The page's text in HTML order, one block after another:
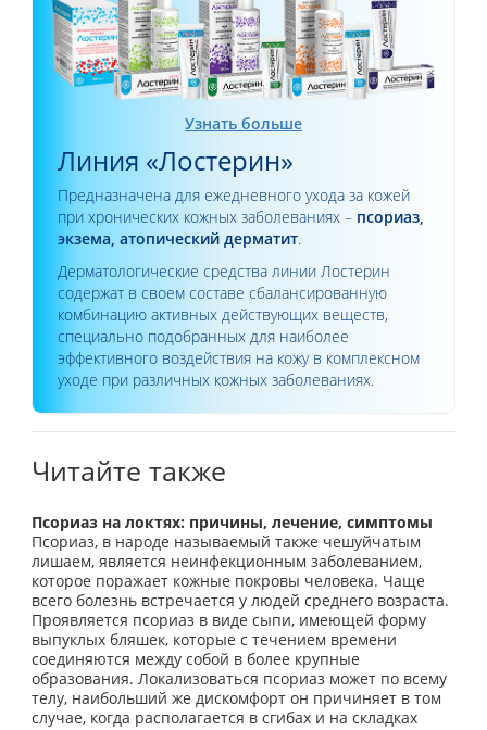
Узнать больше
Линия «Лостерин»
Предназначена для ежедневного ухода за кожей
при хронических кожных заболеваниях – псориаз,
экзема, атопический дерматит.
Дерматологические средства линии Лостерин
содержат в своем составе сбалансированную
комбинацию активных действующих веществ,
специально подобранных для наиболее
эффективного воздействия на кожу в комплексном
уходе при различных кожных заболеваниях.
Читайте также
Псориаз на локтях: причины, лечение, симптомы
Псориаз, в народе называемый также чешуйчатым
лишаем, является неинфекционным заболеванием,
которое поражает кожные покровы человека. Чаще
всего болезнь встречается у людей среднего возраста.
Проявляется псориаз в виде сыпи, имеющей форму
выпуклых бляшек, которые с течением времени
соединяются между собой в более крупные
образования. Локализоваться псориаз может по всему
телу, наибольший же дискомфорт он причиняет в том
случае, когда располагается в сгибах и на складках